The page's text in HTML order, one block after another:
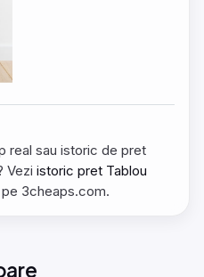
real sau istoric de pret
Vezi istoric pret Tablou
pe 3cheaps.com.